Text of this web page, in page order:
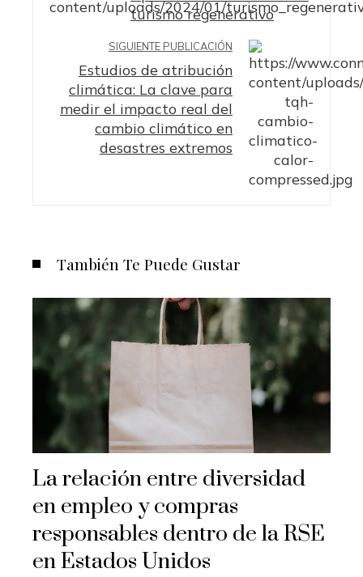
turismo regenerativo
SIGUIENTE PUBLICACIÓN
Estudios de atribución
climática: La clave para
medir el impacto real del
cambio climático en
desastres extremos
También Te Puede Gustar
La relación entre diversidad
en empleo y compras
responsables dentro de la RSE
en Estados Unidos